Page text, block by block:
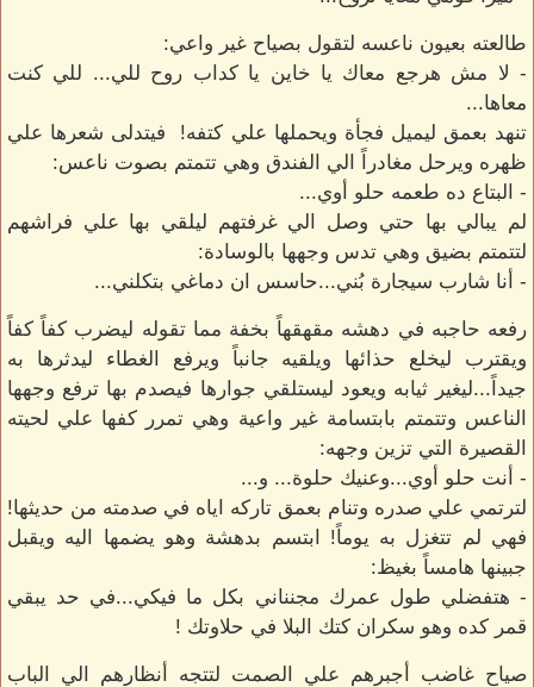
طالعته بعيون ناعسه لتقول بصياح غير واعي:
- لا مش هرجع معاك يا خاين يا كداب روح للي... للي كنت
معاها...
تنهد بعمق ليميل فجأة ويحملها علي كتفه! فيتدلى شعرها علي
ظهره ويرحل مغادراً الي الفندق وهي تتمتم بصوت ناعس:
- البتاع ده طعمه حلو أوي...
لم يبالي بها حتي وصل الي غرفتهم ليلقي بها علي فراشهم
لتتمتم بضيق وهي تدس وجهها بالوسادة:
- أنا شارب سيجارة بُني...حاسس ان دماغي بتكلني...
رفعه حاجبه في دهشه مقهقهاً بخفة مما تقوله ليضرب كفاً كفاً
ويقترب ليخلع حذائها ويلقيه جانباً ويرفع الغطاء ليدثرها به
جيداً...ليغير ثيابه ويعود ليستلقي جوارها فيصدم بها ترفع وجهها
الناعس وتتمتم بابتسامة غير واعية وهي تمرر كفها علي لحيته
القصيرة التي تزين وجهه:
- أنت حلو أوي...وعنيك حلوة... و...
لترتمي علي صدره وتنام بعمق تاركه اياه في صدمته من حديثها!
فهي لم تتغزل به يوماً! ابتسم بدهشة وهو يضمها اليه ويقبل
جبينها هامساً بغيظ:
- هتفضلي طول عمرك مجنناني بكل ما فيكي...في حد يبقي
قمر كده وهو سكران كتك البلا في حلاوتك !
صياح غاضب أجبرهم علي الصمت لتتجه أنظارهم الي الباب